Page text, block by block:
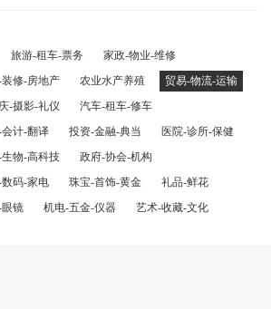
旅游-租车-票务
家政-物业-维修
修-房地产 农业水产养殖
贸易-物流-运输
-摄影-礼仪
汽车-租车-修车
计-翻译 投资-金融-典当
医院-诊所-保健
物-高科技
政府-协会-机构
码-家电 珠宝-首饰-黄金
礼品-鲜花
镜 机电-五金-仪器 艺术-收藏-文化